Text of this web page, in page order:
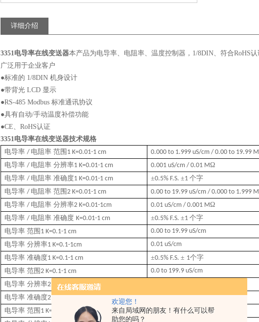
欢迎您！
来自局域网的朋友！有什么可以帮
助您的吗？
详细介绍
3351电导率在线变送器本产品为电导率、电阻率、温度控制器，1/8DIN、符合RoHS
广泛用于企业客户
●标准的 1/8DIN 机身设计
●带背光 LCD 显示
●RS-485 Modbus 标准通讯协议
●具有自动/手动温度补偿功能
●CE、RoHS认证
3351电导率在线变送器技术规格
电导率 / 电阻率 范围 1 K=0.01-1 cm
0.000 to 1.999 uS/cm / 0.00 to 19.99 M
电导率 / 电阻率 分辨率1 K=0.01-1 cm 0.001 uS/cm / 0.01 MΩ
电导率 / 电阻率 准确度1 K=0.01-1 cm ±0.5% F.S. ±1 个字
电导率 / 电阻率 范围 2 K=0.01-1 cm
0.00 to 19.99 uS/cm / 0.000 to 1.999 M
电导率 / 电阻率 分辨率2 K=0.01-1cm 0.01 uS/cm / 0.001 MΩ
电导率 / 电阻率 准确度 K=0.01-1 cm ±0.5% F.S. ±1 个字
电导率 范围 1 K=0.1-1 cm
0.00 to 19.99 uS/cm
电导率 分辨率1 K=0.1-1cm
0.01 uS/cm
电导率 准确度1 K=0.1-1 cm ±0.5% F.S. ± 1个字
电导率 范围 2 K=0.1-1 cm
0.0 to 199.9 uS/cm
电导率 分辨率2 K=0.1-1 cm
电导率 准确度2 K=0.1-1 cm ± ± 个字
电导率 范围 1 K=1.0-1 cm
0.0 to 199.9 uS/cm